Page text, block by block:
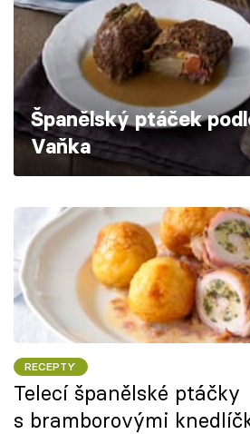
Škola vaření
Recepty z TV
Speciál: Cuketa
Těhotnej kuchař
Přihlášení
Sledujte nás
Španělský ptáček
Vaňka
RECEPTY
Telecí španělské ptáčky
s bramborovými